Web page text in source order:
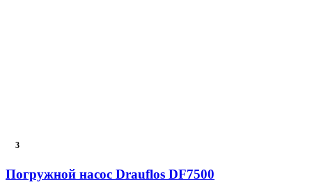
3
Погружной насос Drauflos DF7500